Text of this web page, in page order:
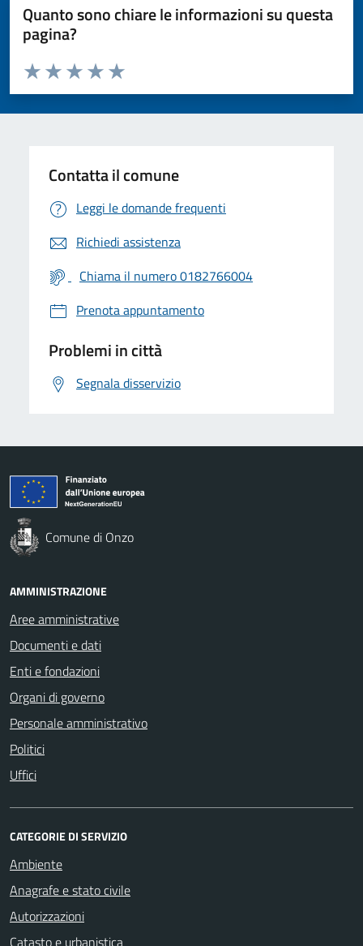
Quanto sono chiare le informazioni su questa
pagina?
Valuta da 1 a 5 stelle la pagina
Valuta 5 stelle su 5
Valuta 4 stelle su 5
Valuta 3 stelle su 5
Valuta 2 stelle su 5
Valuta 1 stelle su 5
Contatta il comune
Leggi le domande frequenti
Richiedi assistenza
Chiama il numero 0182766004
Prenota appuntamento
Problemi in città
Segnala disservizio
Comune di Onzo
AMMINISTRAZIONE
Aree amministrative
Documenti e dati
Enti e fondazioni
Organi di governo
Personale amministrativo
Politici
Uffici
CATEGORIE DI SERVIZIO
Ambiente
Anagrafe e stato civile
Autorizzazioni
Catasto e urbanistica